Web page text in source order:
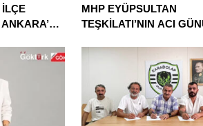
İLÇE
MHP EYÜPSULTAN
TEŞKİLATI’NIN ACI